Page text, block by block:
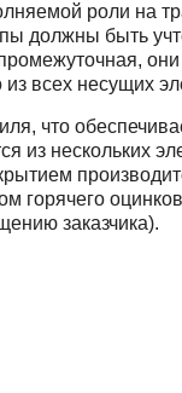
роли на
должны быть
всех несущих
что
из нескольких
горячего
заказчика).